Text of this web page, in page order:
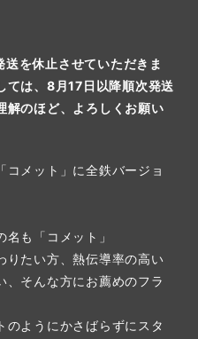
を休止させていただきま
ては、8月17日以降順次発送
解のほど、よろしくお願い
コメット」に全鉄バージョ
も「コメット」
りたい方、熱伝導率の高い
、そんな方にお薦めのフラ
のようにかさばらずにスタ